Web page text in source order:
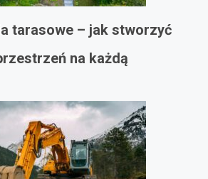
tarasowe – jak stworzyć
na każdą